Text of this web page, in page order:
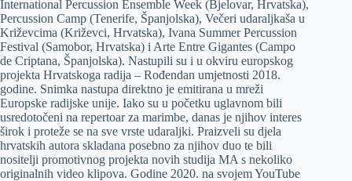
International Percussion Ensemble Week (Bjelovar, Hrvatska),
Percussion Camp (Tenerife, Španjolska), Večeri udaraljkaša u
Križevcima (Križevci, Hrvatska), Ivana Summer Percussion
Festival (Samobor, Hrvatska) i Arte Entre Gigantes (Campo
de Criptana, Španjolska). Nastupili su i u okviru europskog
projekta Hrvatskoga radija – Rođendan umjetnosti 2018.
godine. Snimka nastupa direktno je emitirana u mreži
Europske radijske unije. Iako su u početku uglavnom bili
usredotočeni na repertoar za marimbe, danas je njihov interes
širok i proteže se na sve vrste udaraljki. Praizveli su djela
hrvatskih autora skladana posebno za njihov duo te bili
nositelji promotivnog projekta novih studija MA s nekoliko
originalnih video klipova. Godine 2020. na svojem YouTube